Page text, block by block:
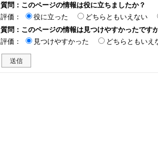
質問：このページの情報は役に立ちましたか？
評価：
役に立った どちらともいえない
質問：このページの情報は見つけやすかったです
評価：
見つけやすかった どちらともいえ